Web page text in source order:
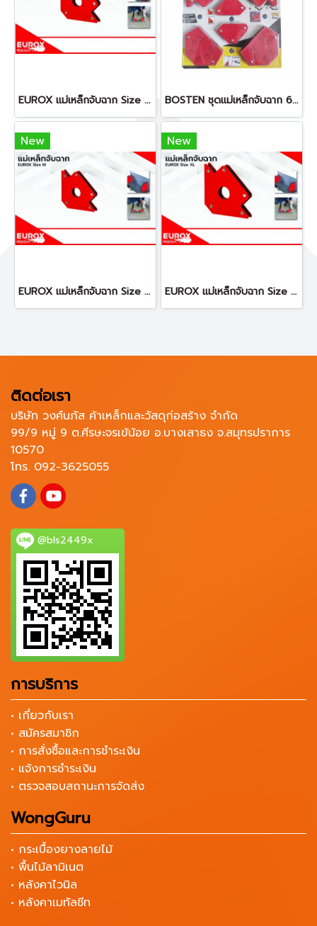
EUROX แม่เหล็กจับฉาก Size L (Pre Order) BOSTEN ชุดแม่เหล็กจับฉาก 6 ชิ้น
New
EUROX แม่เหล็กจับฉาก Size M (Pre Order)
New
EUROX แม่เหล็กจับฉาก Size XL (Pre Order)
ติดต่อเรา
บริษัท วงศ์นภัส ค้าเหล็กและวัสดุก่อสร้าง จำกัด
99/9 หมู่ 9 ต.ศีรษะจรเข้น้อย อ.บางเสาธง จ.สมุทรปราการ
10570
โทร. 092-3625055
@bls2449x
การบริการ
• เกี่ยวกับเรา
• สมัครสมาชิก
• การสั่งซื้อและการชำระเงิน
• แจ้งการชำระเงิน
• ตรวจสอบสถานะการจัดส่ง
WongGuru
• กระเบื้องยางลายไม้
• พื้นไม้ลามิเนต
• หลังคาไวนิล
• หลังคาเมทัลชีท